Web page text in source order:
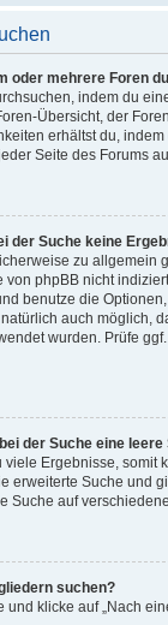
oder mehrere Foren
indem du
Übersicht, der
erhältst du, indem
Seite des Forums
der Suche keine
zu allgemein
von phpBB nicht
benutze die
auch möglich,
wurden. Prüfe
der Suche eine leere
viele Ergebnisse, somit
erweiterte Suche und
Suche auf
suchen?
klicke auf „Nach